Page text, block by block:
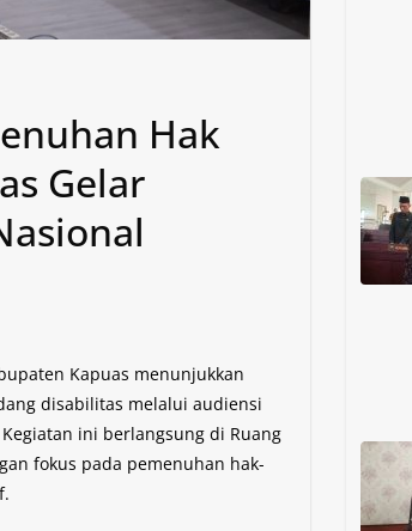
Hak
Gelar
Kapuas menunjukkan
disabilitas melalui audiensi
ini berlangsung di Ruang
fokus pada pemenuhan hak-